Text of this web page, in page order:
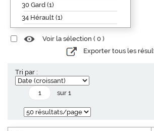
30 Gard (1)
34 Hérault (1)
Voir la sélection ( 0 )
Exporter tous les
Tri par :
sur 1